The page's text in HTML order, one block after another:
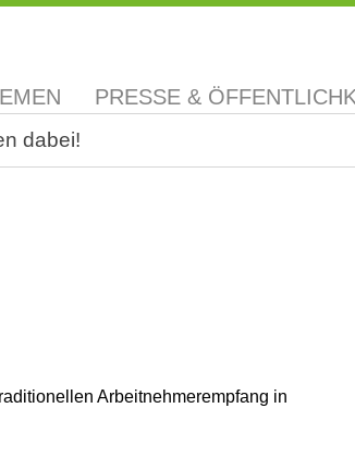
PRESSE &
dabei!
Arbeitnehmerempfang in